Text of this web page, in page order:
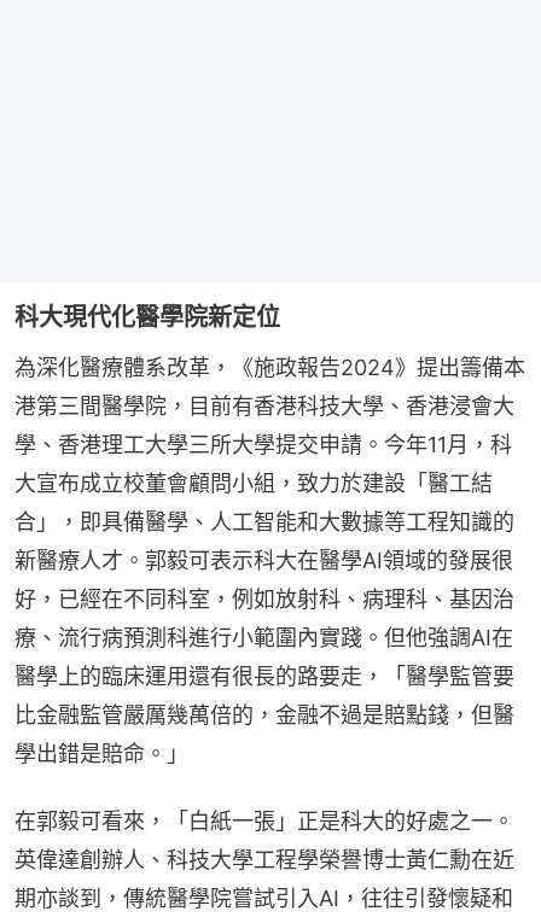
科大現代化醫學院新定位
為深化醫療體系改革，《施政報告2024》提出籌備本
港第三間醫學院，目前有香港科技大學、香港浸會大
學、香港理工大學三所大學提交申請。今年11月，科
大宣布成立校董會顧問小組，致力於建設「醫工結
合」，即具備醫學、人工智能和大數據等工程知識的
新醫療人才。郭毅可表示科大在醫學AI領域的發展很
好，已經在不同科室，例如放射科、病理科、基因治
療、流行病預測科進行小範圍內實踐。但他強調AI在
醫學上的臨床運用還有很長的路要走，「醫學監管要
比金融監管嚴厲幾萬倍的，金融不過是賠點錢，但醫
學出錯是賠命。」
在郭毅可看來，「白紙一張」正是科大的好處之一。
英偉達創辦人、科技大學工程學榮譽博士黃仁勳在近
期亦談到，傳統醫學院嘗試引入AI，往往引發懷疑和